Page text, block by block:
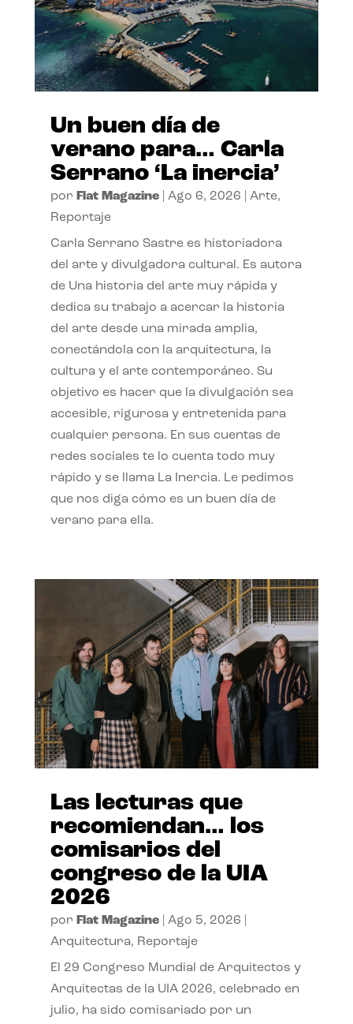
Un buen día de
verano para… Carla
Serrano ‘La inercia’
por Flat Magazine| Ago 6, 2026 Arte,
Reportaje
Carla Serrano Sastre es historiadora
del arte y divulgadora cultural. Es autora
de Una historia del arte muy rápida y
dedica su trabajo a acercar la historia
del arte desde una mirada amplia,
conectándola con la arquitectura, la
cultura y el arte contemporáneo. Su
objetivo es hacer que la divulgación sea
accesible, rigurosa y entretenida para
cualquier persona. En sus cuentas de
redes sociales te lo cuenta todo muy
rápido y se llama La Inercia. Le pedimos
que nos diga cómo es un buen día de
verano para ella.
Las lecturas que
recomiendan… los
comisarios del
congreso de la UIA
2026
por Flat Magazine| Ago 5, 2026
Arquitectura, Reportaje
El 29 Congreso Mundial de Arquitectos y
Arquitectas de la UIA 2026, celebrado en
julio, ha sido comisariado por un